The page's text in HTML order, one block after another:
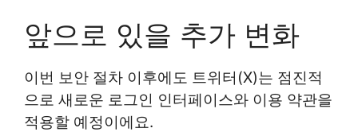
앞으로 있을 추가 변화
이번 보안 절차 이후에도 트위터(X)는 점진적
으로 새로운 로그인 인터페이스와 이용 약관을
적용할 예정이에요.